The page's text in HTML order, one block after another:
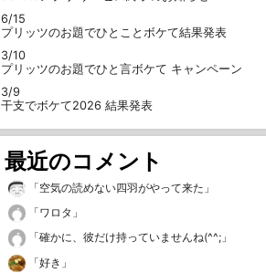
6/15
プリッツのお題でひとことボケて結果発表
3/10
プリッツのお題でひと言ボケて キャンペーン
3/9
干支でボケて2026 結果発表
最近のコメント
「空気の読めない四羽がやって来た 」
「ワロタ 」
「確かに、彼だけ持っていませんね(^^; 」
「好き 」